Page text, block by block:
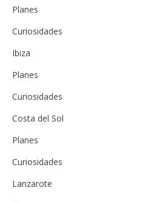
Planes
Curiosidades
Ibiza
Planes
Curiosidades
Costa del Sol
Planes
Curiosidades
Lanzarote